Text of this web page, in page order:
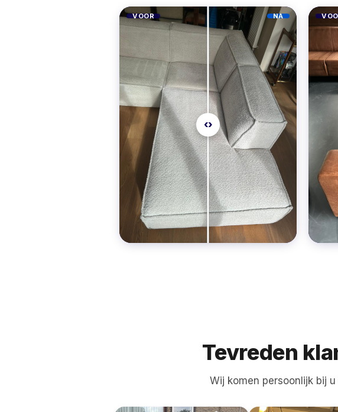
VOOR NA
‹›
Tevreden
Wij komen persoonlijk bij